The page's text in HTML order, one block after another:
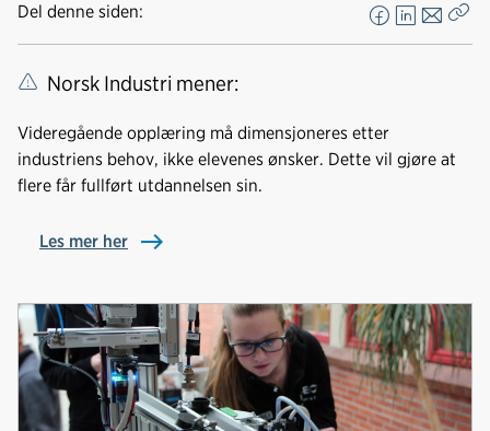
Del denne siden:
F
a
b
o
L
i
d
E
-
t
Norsk Industri mener:
Videregående opplæring må dimensjoneres etter
industriens behov, ikke elevenes ønsker. Dette vil gjøre at
flere får fullført utdannelsen sin.
Les mer her